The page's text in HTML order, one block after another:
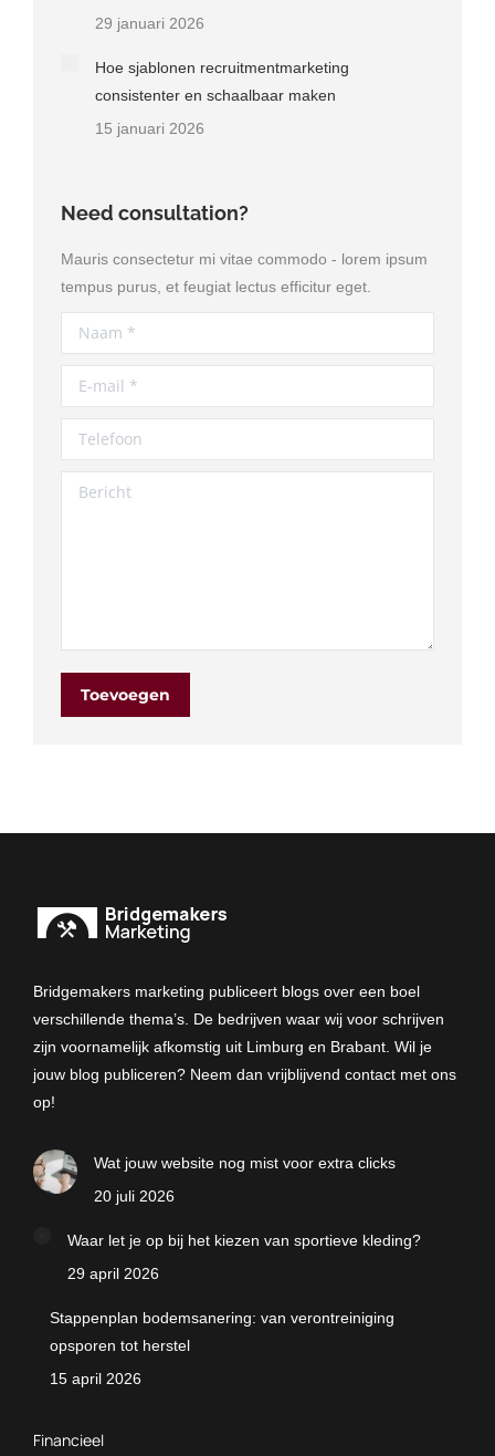
29 januari 2026
Hoe sjablonen recruitmentmarketing
consistenter en schaalbaar maken
15 januari 2026
Need consultation?
Mauris consectetur mi vitae commodo - lorem ipsum
tempus purus, et feugiat lectus efficitur eget.
Naam *
E-mail *
Telefoon
Bericht
Toevoegen
Bridgemakers marketing publiceert blogs over een boel
verschillende thema’s. De bedrijven waar wij voor schrijven
zijn voornamelijk afkomstig uit Limburg en Brabant. Wil je
jouw blog publiceren? Neem dan vrijblijvend contact met ons
op!
Wat jouw website nog mist voor extra clicks
20 juli 2026
Waar let je op bij het kiezen van sportieve kleding?
29 april 2026
Stappenplan bodemsanering: van verontreiniging
opsporen tot herstel
15 april 2026
Financieel